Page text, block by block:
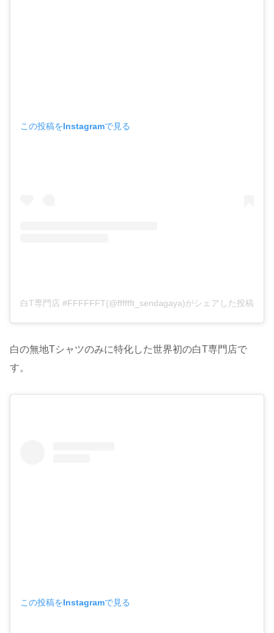
この投稿をInstagramで見る
白T専門店 #FFFFFFT(@fffffft_sendagaya)がシェアした投稿
白の無地Tシャツのみに特化した世界初の白T専門店で
す。
この投稿をInstagramで見る